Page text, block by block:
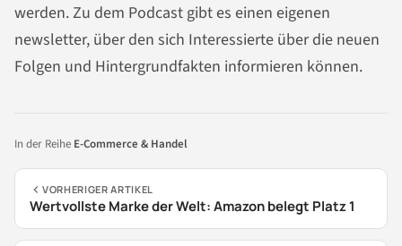
werden. Zu dem Podcast gibt es einen eigenen
newsletter, über den sich Interessierte über die neuen
Folgen und Hintergrundfakten informieren können.
In der Reihe E-Commerce & Handel
VORHERIGER ARTIKEL
Wertvollste Marke der Welt: Amazon belegt Platz 1